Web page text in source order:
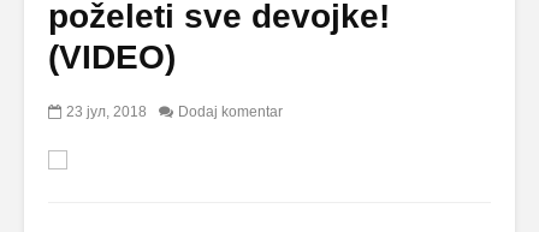
poželeti sve devojke!
(VIDEO)
23 јул, 2018 Dodaj komentar